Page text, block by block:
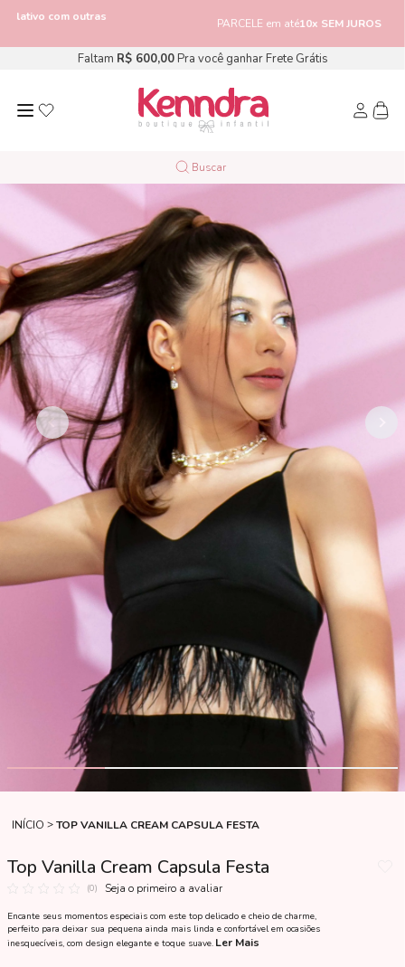
outras PARCELE em até10x SEM JUROS
Faltam R$ 600,00Pra você ganhar Frete Grátis
INÍCIO TOP VANILLA CREAM CAPSULA FESTA
Top Vanilla Cream Capsula Festa
(0) Seja o primeiro a avaliar
Encante seus momentos especiais com este top delicado e cheio de charme,
perfeito para deixar sua pequena ainda mais linda e confortável em ocasiões
inesquecíveis, com design elegante e toque suave. Ler Mais